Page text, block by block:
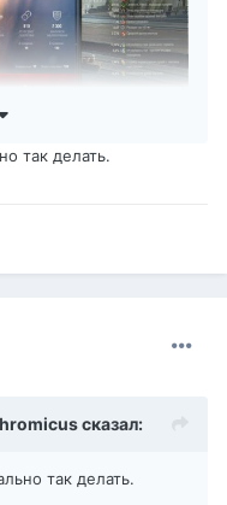
так делать.
сказал:
так делать.